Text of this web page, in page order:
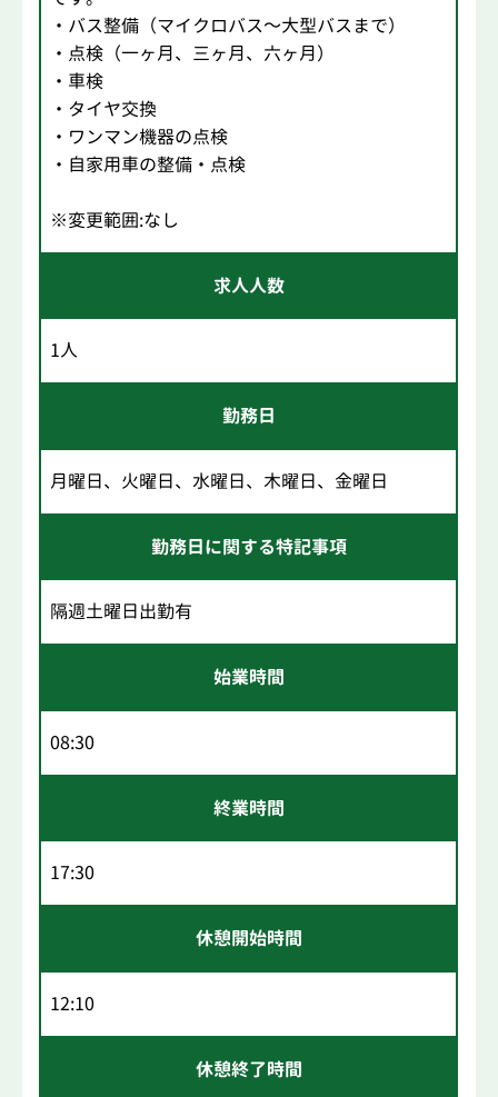
・バス整備（マイクロバス～大型バスまで）
・点検（一ヶ月、三ヶ月、六ヶ月）
・車検
・タイヤ交換
・ワンマン機器の点検
・自家用車の整備・点検
※変更範囲:なし
求人人数
1人
勤務日
月曜日、火曜日、水曜日、木曜日、金曜日
勤務日に関する特記事項
隔週土曜日出勤有
始業時間
08:30
終業時間
17:30
休憩開始時間
12:10
休憩終了時間